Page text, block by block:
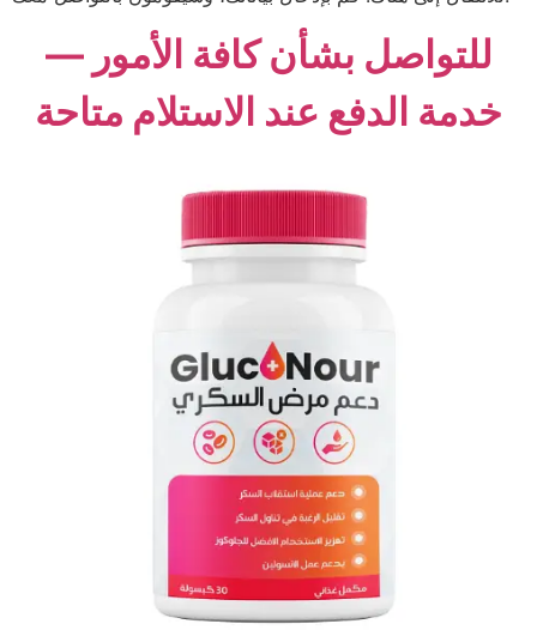
للتواصل بشأن كافة الأمور —
خدمة الدفع عند الاستلام متاحة